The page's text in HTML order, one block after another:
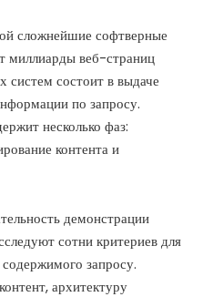
сложнейшие софтверные
миллиарды веб-страниц
систем состоит в выдаче
по запросу.
несколько фаз:
контента и
демонстрации
сотни критериев для
содержимого запросу.
архитектуру